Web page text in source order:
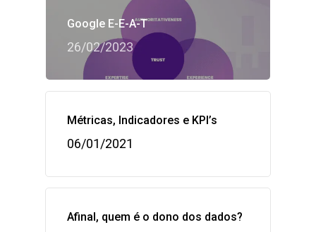
Google E-E-A-T
26/02/2023
Métricas, Indicadores e KPI’s
06/01/2021
Afinal, quem é o dono dos dados?